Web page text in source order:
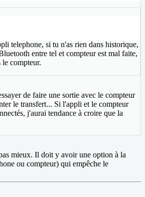
telephone, si tu n'as rien dans historique,
entre tel et compteur est mal faite,
compteur.
de faire une sortie avec le compteur
le transfert... Si l'appli et le compteur
j'aurai tendance à croire que la
mieux. Il doit y avoir une option à la
ou compteur) qui empêche le